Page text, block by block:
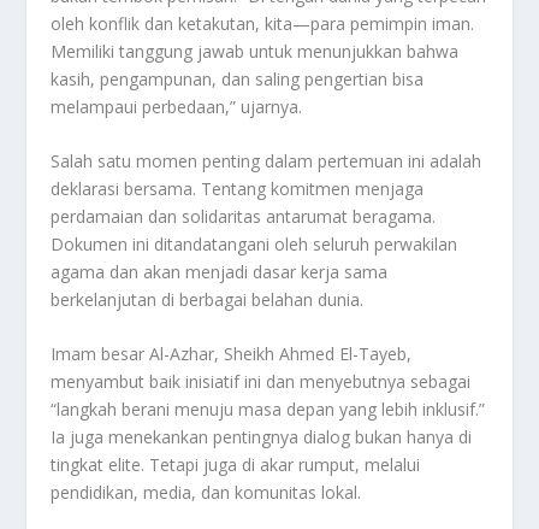
oleh konflik dan ketakutan, kita—para pemimpin iman.
Memiliki tanggung jawab untuk menunjukkan bahwa
kasih, pengampunan, dan saling pengertian bisa
melampaui perbedaan,” ujarnya.
Salah satu momen penting dalam pertemuan ini adalah
deklarasi bersama. Tentang komitmen menjaga
perdamaian dan solidaritas antarumat beragama.
Dokumen ini ditandatangani oleh seluruh perwakilan
agama dan akan menjadi dasar kerja sama
berkelanjutan di berbagai belahan dunia.
Imam besar Al-Azhar, Sheikh Ahmed El-Tayeb,
menyambut baik inisiatif ini dan menyebutnya sebagai
“langkah berani menuju masa depan yang lebih inklusif.”
Ia juga menekankan pentingnya dialog bukan hanya di
tingkat elite. Tetapi juga di akar rumput, melalui
pendidikan, media, dan komunitas lokal.